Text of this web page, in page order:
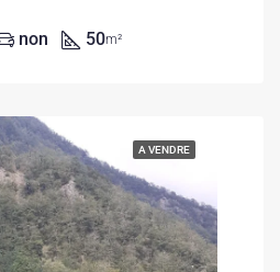
non 50m²
A VENDRE